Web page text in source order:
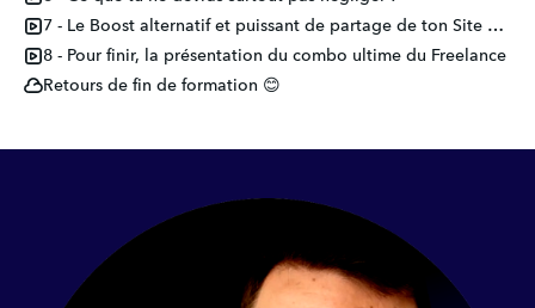
7 - Le Boost alternatif et puissant de partage de ton Site Web
8 - Pour finir, la présentation du combo ultime du Freelance
Retours de fin de formation 😊